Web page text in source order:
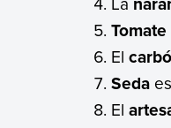
Tomate
El
Seda
El